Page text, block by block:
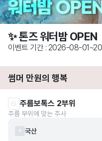
✨ 톤즈 워터밤 OPEN
이벤트 기간 : 2026-08-
썸머 만원의 행복
주름보톡스 2부위
주름 부위에 맞는 주사
국산